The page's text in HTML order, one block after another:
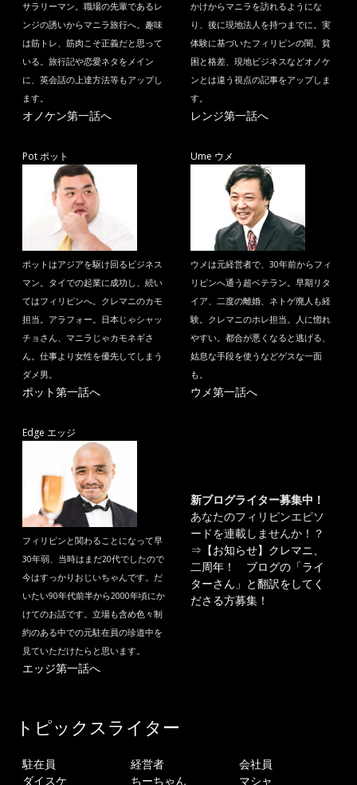
サラリーマン。職場の先輩であるレ
ンジの誘いからマニラ旅行へ。趣味
は筋トレ、筋肉こそ正義だと思って
いる。旅行記や恋愛ネタをメイン
に、英会話の上達方法等もアップし
ます。
オノケン第一話へ
かけからマニラを訪れるようにな
り、後に現地法人を持つまでに。実
体験に基づいたフィリピンの闇、貧
困と格差、現地ビジネスなどオノケ
ンとは違う視点の記事をアップしま
す。
レンジ第一話へ
Pot ポット
ポットはアジアを駆け回るビジネス
マン。タイでの起業に成功し、続い
てはフィリピンへ。クレマニのカモ
担当。アラフォー。日本じゃシャッ
チョさん、マニラじゃカモネギさ
ん。仕事より女性を優先してしまう
ダメ男。
ポット第一話へ
Ume ウメ
ウメは元経営者で、30年前からフィ
リピンへ通う超ベテラン。早期リタ
イア、二度の離婚、ネトゲ廃人も経
験。クレマニのホレ担当。人に惚れ
やすい。都合が悪くなると逃げる、
姑息な手段を使うなどゲスな一面
も。
ウメ第一話へ
Edge エッジ
フィリピンと関わることになって早
30年弱、当時はまだ20代でしたので
今はすっかりおじいちゃんです。だ
いたい90年代前半から2000年頃にか
けてのお話です。立場も含め色々制
約のある中での元駐在員の珍道中を
見ていただけたらと思います。
エッジ第一話へ
新ブログライター募集中！
あなたのフィリピンエピソ
ードを連載しませんか！？
⇒ 【お知らせ】クレマニ、
二周年！ ブログの「ライ
ターさん」と翻訳をしてく
ださる方募集！
トピックスライター
駐在員
ダイスケ
経営者
ちーちゃん
会社員
マシャ